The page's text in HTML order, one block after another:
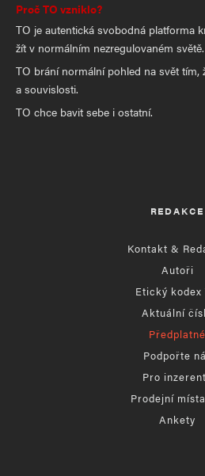
Proč TO vzniklo?
TO je autentická svobodná platforma
žít v normálním nezregulovaném světě.
TO brání normální pohled na svět tím,
a souvislosti.
TO chce bavit sebe i ostatní.
REDAKCE
Kontakt &
Autoři
Etický kodex
Aktuální
Předplatné
Podpořte
Pro
Prodejní
Ankety